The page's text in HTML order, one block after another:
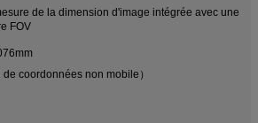
de la dimension d'image intégrée avec une
FOV
coordonnées non mobile）